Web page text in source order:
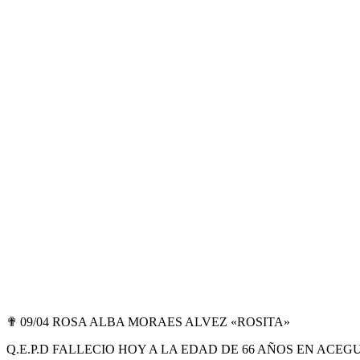
✟ 09/04 ROSA ALBA MORAES ALVEZ «ROSITA»
Q.E.P.D FALLECIO HOY A LA EDAD DE 66 AÑOS EN